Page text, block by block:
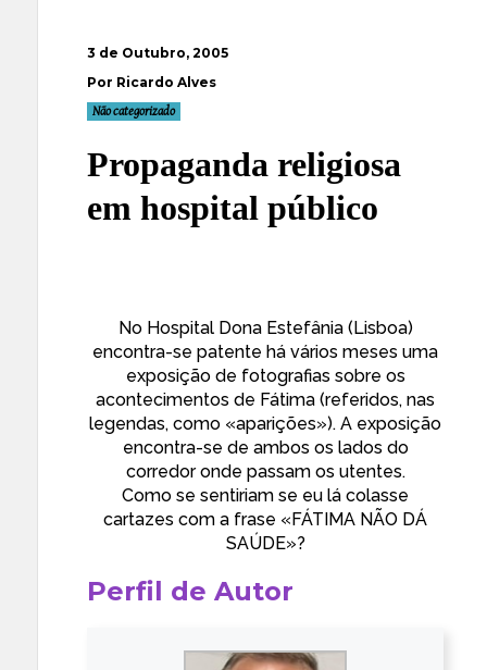
3 de Outubro, 2005
Por Ricardo Alves
Não categorizado
Propaganda religiosa
em hospital público
No Hospital Dona Estefânia (Lisboa)
encontra-se patente há vários meses uma
exposição de fotografias sobre os
acontecimentos de Fátima (referidos, nas
legendas, como «aparições»). A exposição
encontra-se de ambos os lados do
corredor onde passam os utentes.
Como se sentiriam se eu lá colasse
cartazes com a frase «FÁTIMA NÃO DÁ
SAÚDE»?
Perfil de Autor